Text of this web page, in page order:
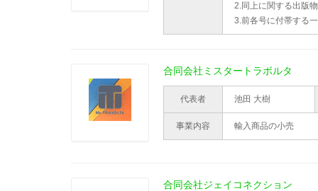
2.同上に関する出版
3.前各号に付帯する
合同会社ミスタートラボルタ
代表者 池田 大樹
事業内容 輸入商品の小売
合同会社ジェイコネクション